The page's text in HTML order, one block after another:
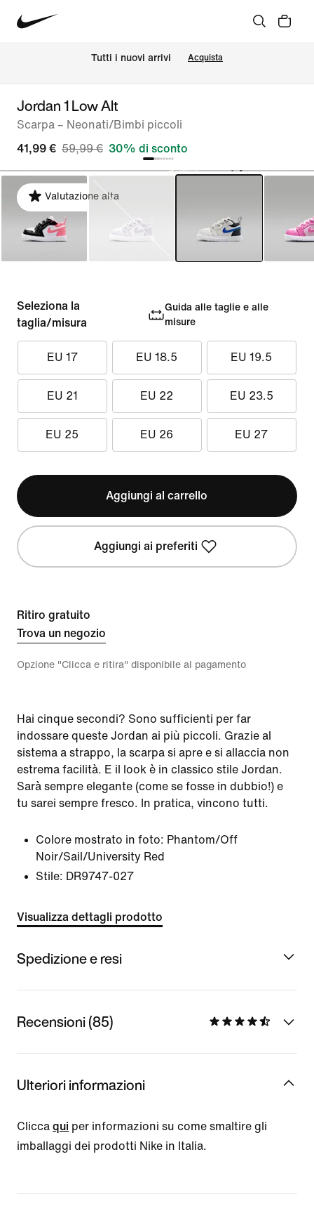
Tutti i nuovi arrivi Acquista
Jordan 1 Low Alt
Scarpa – Neonati/Bimbi piccoli
41,99 € 59,99 € 30% di sconto
Valutazione alta
Seleziona la
taglia/misura
Guida alle taglie e alle
misure
EU 17 EU 18.5 EU 19.5
EU 21 EU 22 EU 23.5
EU 25 EU 26 EU 27
Aggiungi al carrello
Aggiungi ai preferiti
Ritiro gratuito
Trova un negozio
Opzione "Clicca e ritira" disponibile al pagamento
Hai cinque secondi? Sono sufficienti per far
indossare queste Jordan ai più piccoli. Grazie al
sistema a strappo, la scarpa si apre e si allaccia non
estrema facilità. E il look è in classico stile Jordan.
Sarà sempre elegante (come se fosse in dubbio!) e
tu sarei sempre fresco. In pratica, vincono tutti.
Colore mostrato in foto: Phantom/Off
Noir/Sail/University Red
Stile: DR9747-027
Visualizza dettagli prodotto
Spedizione e resi
Recensioni (85)
Ulteriori informazioni
Clicca qui per informazioni su come smaltire gli
imballaggi dei prodotti Nike in Italia.